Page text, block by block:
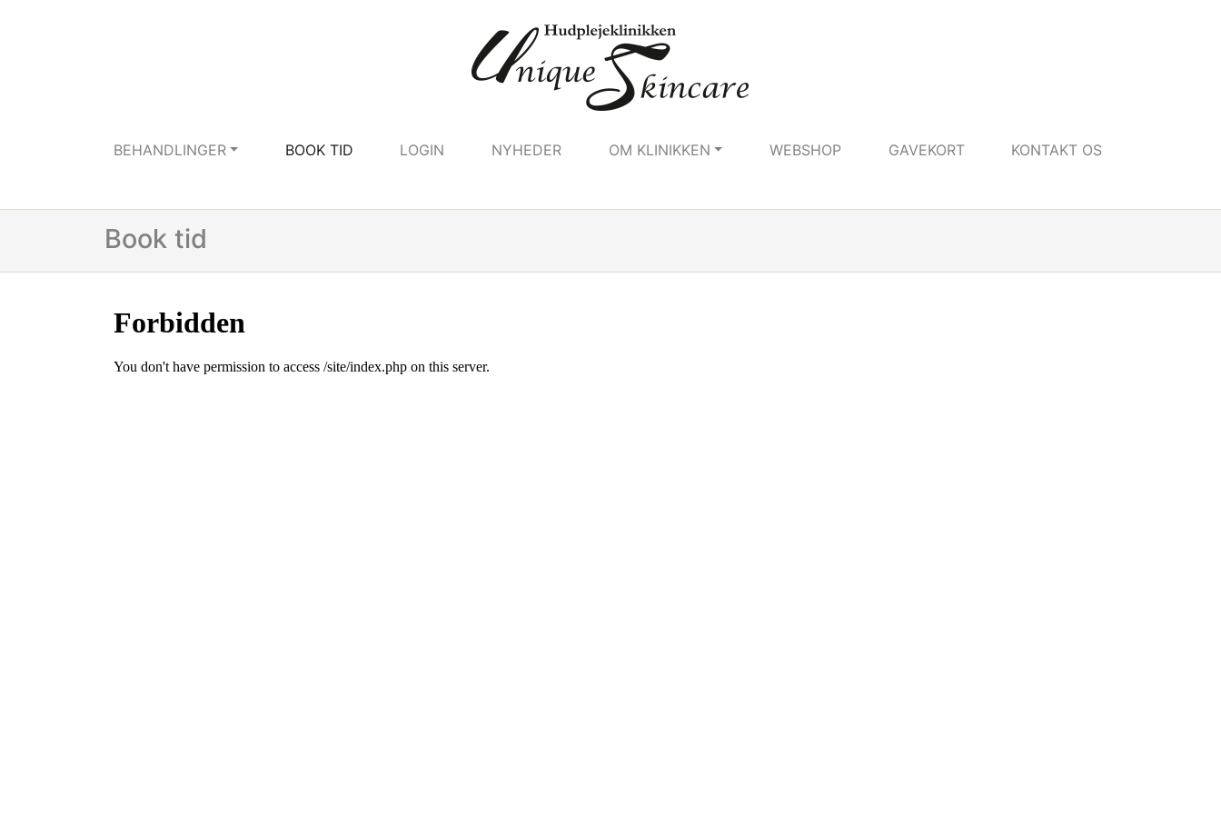
BEHANDLINGER BOOK TID LOGIN NYHEDER OM KLINIKKEN WEBSHOP GAVEKORT KONTAKT OS
Book tid